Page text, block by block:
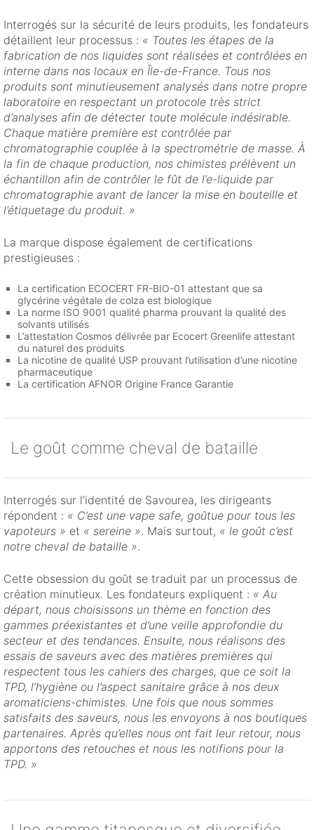
Interrogés sur la sécurité de leurs produits, les fondateurs
détaillent leur processus : « Toutes les étapes de la
fabrication de nos liquides sont réalisées et contrôlées en
interne dans nos locaux en Île-de-France. Tous nos
produits sont minutieusement analysés dans notre propre
laboratoire en respectant un protocole très strict
d’analyses afin de détecter toute molécule indésirable.
Chaque matière première est contrôlée par
chromatographie couplée à la spectrométrie de masse. À
la fin de chaque production, nos chimistes prélèvent un
échantillon afin de contrôler le fût de l’e-liquide par
chromatographie avant de lancer la mise en bouteille et
l’étiquetage du produit. »
La marque dispose également de certifications
prestigieuses :
La certification ECOCERT FR-BIO-01 attestant que sa
glycérine végétale de colza est biologique
La norme ISO 9001 qualité pharma prouvant la qualité des
solvants utilisés
L’attestation Cosmos délivrée par Ecocert Greenlife attestant
du naturel des produits
La nicotine de qualité USP prouvant l’utilisation d’une nicotine
pharmaceutique
La certification AFNOR Origine France Garantie
Le goût comme cheval de bataille
Interrogés sur l’identité de Savourea, les dirigeants
répondent : « C’est une vape safe, goûtue pour tous les
vapoteurs » et « sereine ». Mais surtout, « le goût c’est
notre cheval de bataille ».
Cette obsession du goût se traduit par un processus de
création minutieux. Les fondateurs expliquent : « Au
départ, nous choisissons un thème en fonction des
gammes préexistantes et d’une veille approfondie du
secteur et des tendances. Ensuite, nous réalisons des
essais de saveurs avec des matières premières qui
respectent tous les cahiers des charges, que ce soit la
TPD, l’hygiène ou l’aspect sanitaire grâce à nos deux
aromaticiens-chimistes. Une fois que nous sommes
satisfaits des saveurs, nous les envoyons à nos boutiques
partenaires. Après qu’elles nous ont fait leur retour, nous
apportons des retouches et nous les notifions pour la
TPD. »